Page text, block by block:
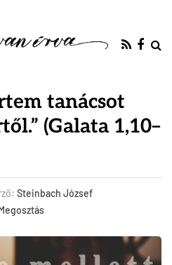
tanácsot
(Galata 1,10–
Steinbach József